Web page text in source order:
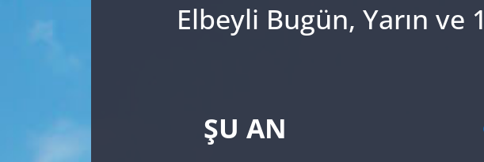
Elbeyli Bugün, Yarın
ŞU AN